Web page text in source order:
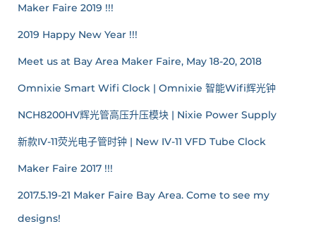
Maker Faire 2019 !!!
2019 Happy New Year !!!
Meet us at Bay Area Maker Faire, May 18-20, 2018
Omnixie Smart Wifi Clock | Omnixie 智能Wifi辉光钟
NCH8200HV辉光管高压升压模块 | Nixie Power Supply
新款IV-11荧光电子管时钟 | New IV-11 VFD Tube Clock
Maker Faire 2017 !!!
2017.5.19-21 Maker Faire Bay Area. Come to see my
designs!